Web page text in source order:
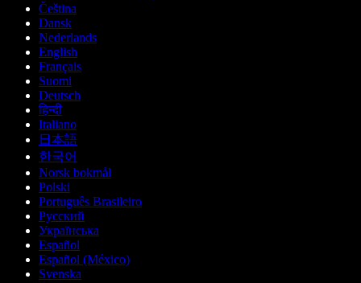
Čeština
Dansk
Nederlands
English
Français
Suomi
Deutsch
हिन्दी
Italiano
日本語
한국어
Norsk bokmål
Polski
Português Brasileiro
Русский
Українська
Español
Español (México)
Svenska